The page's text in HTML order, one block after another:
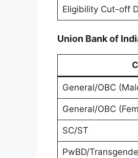
Eligibility Cut-off
Union Bank of
General/OBC
General/OBC
SC/ST
PwBD/